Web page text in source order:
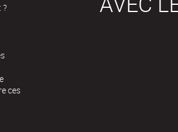
avez souscrit à une mutuelle
de la complémentaire santé
?
ces